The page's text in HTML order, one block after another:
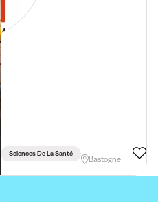
Sciences De La Santé
Bastogne